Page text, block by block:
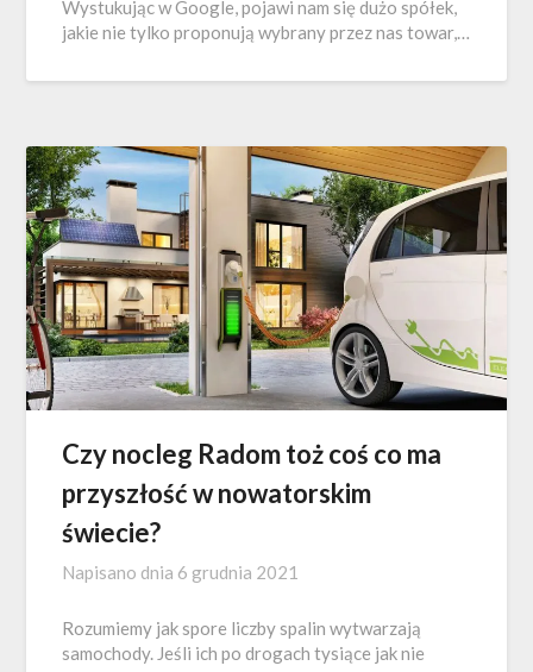
Wystukując w Google, pojawi nam się dużo spółek,
jakie nie tylko proponują wybrany przez nas towar,…
Czy nocleg Radom toż coś co ma
przyszłość w nowatorskim
świecie?
Napisano dnia 6 grudnia 2021
Rozumiemy jak spore liczby spalin wytwarzają
samochody. Jeśli ich po drogach tysiące jak nie